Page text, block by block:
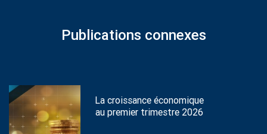
Publications connexes
La croissance économique
au premier trimestre 2026